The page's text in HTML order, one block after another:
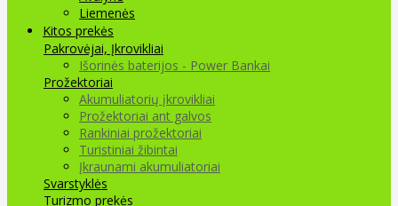
Liemenės
Kitos prekės
Pakrovėjai, Įkrovikliai
Išorinės baterijos - Power Bankai
Prožektoriai
Akumuliatorių įkrovikliai
Prožektoriai ant galvos
Rankiniai prožektoriai
Turistiniai žibintai
Įkraunami akumuliatoriai
Svarstyklės
Turizmo prekės